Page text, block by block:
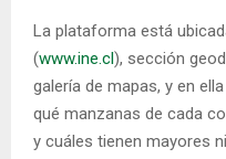
La plataforma está
(www.ine.cl), sección
galería de mapas, y en
qué manzanas de cada
y cuáles tienen mayores